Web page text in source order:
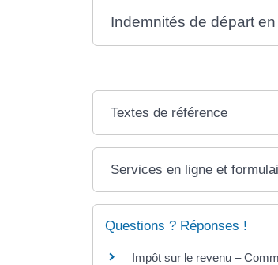
Indemnités de départ
Textes de référence
Services en ligne et
Questions ? Réponses !
Impôt sur le revenu –